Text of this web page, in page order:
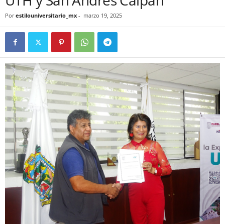
Por estilouniversitario_mx - marzo 19, 2025